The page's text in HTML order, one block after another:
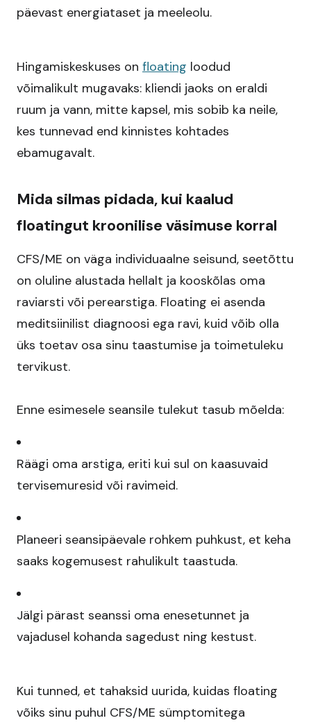
päevast energiataset ja meeleolu.​
Hingamiskeskuses on floating loodud
võimalikult mugavaks: kliendi jaoks on eraldi
ruum ja vann, mitte kapsel, mis sobib ka neile,
kes tunnevad end kinnistes kohtades
ebamugavalt.
Mida silmas pidada, kui kaalud
floatingut kroonilise väsimuse korral
CFS/ME on väga individuaalne seisund, seetõttu
on oluline alustada hellalt ja kooskõlas oma
raviarsti või perearstiga. Floating ei asenda
meditsiinilist diagnoosi ega ravi, kuid võib olla
üks toetav osa sinu taastumise ja toimetuleku
tervikust.​
Enne esimesele seansile tulekut tasub mõelda:
Räägi oma arstiga, eriti kui sul on kaasuvaid
tervisemuresid või ravimeid.​
Planeeri seansipäevale rohkem puhkust, et keha
saaks kogemusest rahulikult taastuda.​
Jälgi pärast seanssi oma enesetunnet ja
vajadusel kohanda sagedust ning kestust.​
Kui tunned, et tahaksid uurida, kuidas floating
võiks sinu puhul CFS/ME sümptomitega